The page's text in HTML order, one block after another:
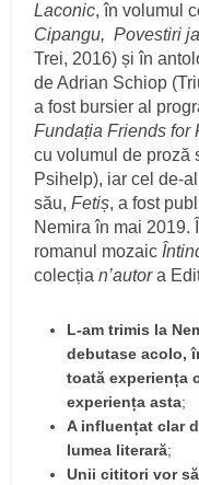
Laconic, în volumul
Cipangu, Povestiri
Trei, 2016) și în
de Adrian Schiop
a fost bursier al
Fundația Friends for
cu volumul de proză
Psihelp), iar cel de-
său,Fetiș, a fost
Nemira în mai 2019.
romanul mozaic
colecțian’autora
L-am trimis la
debutase acolo,
toată experiența
experiența asta;
A influențat clar
lumea literară;
Unii cititori vor